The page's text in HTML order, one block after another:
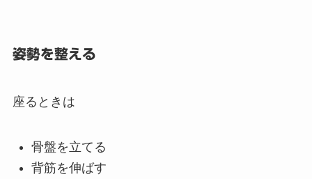
姿勢を整える
座るときは
骨盤を立てる
背筋を伸ばす